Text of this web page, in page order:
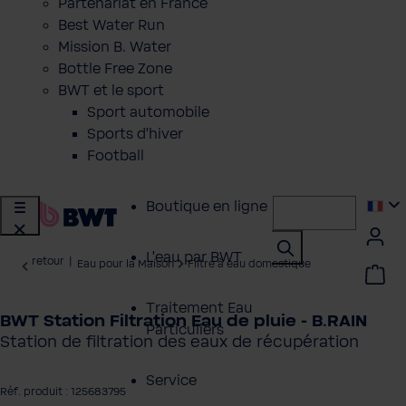
Partenariat en France
Best Water Run
Mission B. Water
Bottle Free Zone
BWT et le sport
Sport automobile
Sports d'hiver
Football
Boutique en ligne
L'eau par BWT
Traitement Eau
Particuliers
Service
retour Eau pour la Maison Filtre à eau domestique
BWT Station Filtration Eau de pluie - B.RAIN
Station de filtration des eaux de récupération
Réf. produit : 125683795